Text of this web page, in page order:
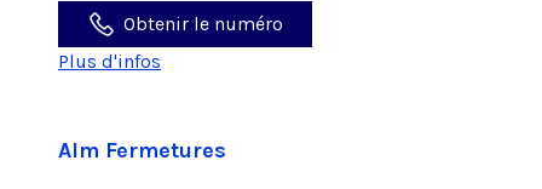
Obtenir le numéro
Plus d'infos
Alm Fermetures